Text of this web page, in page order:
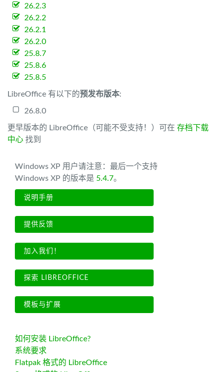
26.2.3
26.2.2
26.2.1
26.2.0
25.8.7
25.8.6
25.8.5
LibreOffice 有以下的预发布版本:
26.8.0
更早版本的 LibreOffice（可能不受支持！）可在 存档下载
中心 找到
Windows XP 用户请注意：最后一个支持
Windows XP 的版本是 5.4.7。
说明手册
提供反馈
加入我们！
探索 LIBREOFFICE
模板与扩展
如何安装 LibreOffice?
系统要求
Flatpak 格式的 LibreOffice